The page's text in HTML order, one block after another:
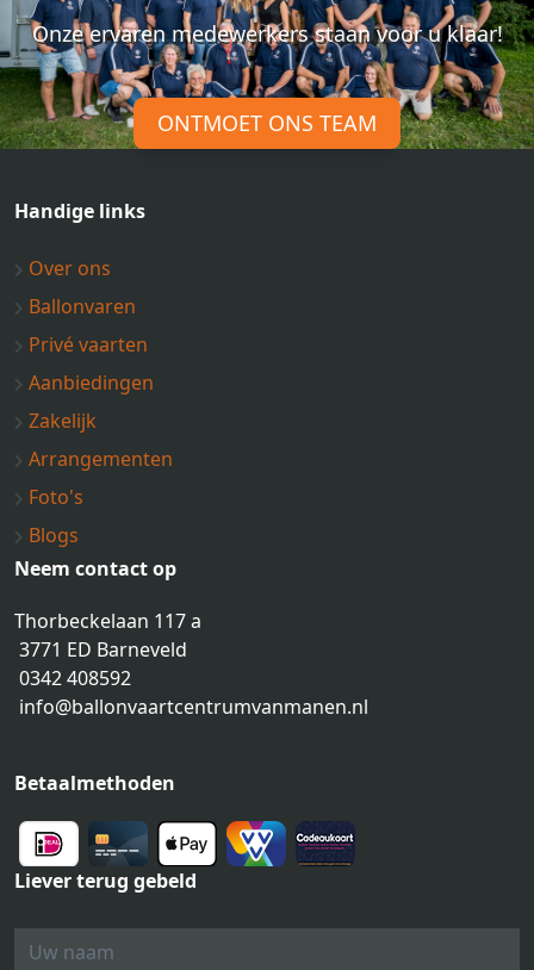
Onze ervaren medewerkers staan voor u klaar!
ONTMOET ONS TEAM
Handige links
Over ons
Ballonvaren
Privé vaarten
Aanbiedingen
Zakelijk
Arrangementen
Foto's
Blogs
Neem contact op
Thorbeckelaan 117 a
3771 ED Barneveld
0342 408592
info@ballonvaartcentrumvanmanen.nl
Betaalmethoden
Liever terug gebeld